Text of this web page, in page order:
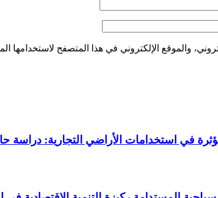
والموقع الإلكتروني في هذا المتصفح لاستخدامها
في استخدامات الأراضي التجارية: دراسة